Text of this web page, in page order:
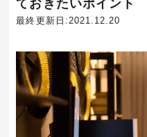
ておきたいポイント
最終更新日:2021.12.20